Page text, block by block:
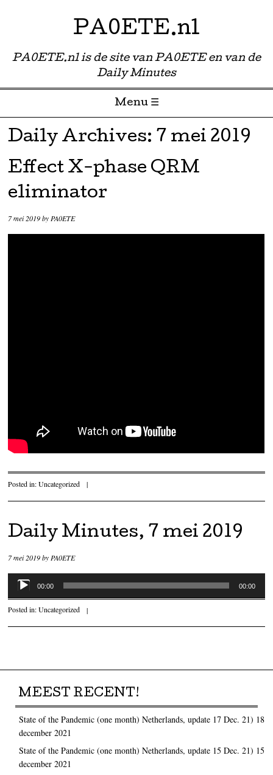
PA0ETE.nl
PA0ETE.nl is de site van PA0ETE en van de
Daily Minutes
Menu ☰
Skip to content
Daily Archives: 7 mei 2019
Effect X-phase QRM
eliminator
7 mei 2019byPA0ETE
Posted in:Uncategorized |
Daily Minutes, 7 mei 2019
7 mei 2019by PA0ETE
Audiospeler
00:00 00:00
Posted in:Uncategorized |
MEEST RECENT!
State of the Pandemic (one month) Netherlands, update 17 Dec. 21) 18
december 2021
State of the Pandemic (one month) Netherlands, update 15 Dec. 21) 15
december 2021